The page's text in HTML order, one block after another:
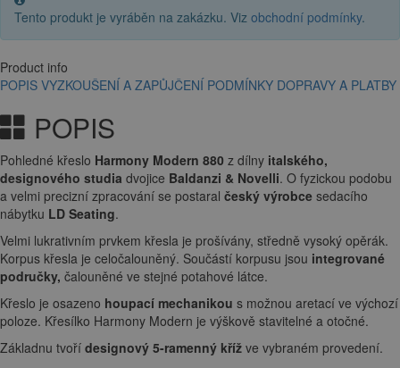
Tento produkt je vyráběn na zakázku. Viz obchodní podmínky.
Product info
POPIS VYZKOUŠENÍ A ZAPŮJČENÍ PODMÍNKY DOPRAVY A PLATBY
POPIS
Pohledné křeslo Harmony Modern 880 z dílny italského,
designového studia dvojice Baldanzi & Novelli. O fyzickou podobu
a velmi precizní zpracování se postaral český výrobce sedacího
nábytku LD Seating.
Velmi lukrativním prvkem křesla je prošívány, středně vysoký opěrák.
Korpus křesla je celočalouněný. Součástí korpusu jsou integrované
područky, čalouněné ve stejné potahové látce.
Křeslo je osazeno houpací mechanikou s možnou aretací ve výchozí
poloze. Křesílko Harmony Modern je výškově stavitelné a otočné.
Základnu tvoří designový 5-ramenný kříž ve vybraném provedení.